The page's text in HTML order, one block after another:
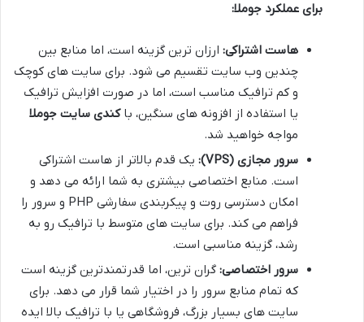
برای عملکرد جوملا:
هاست اشتراکی: ارزان ترین گزینه است، اما منابع بین
چندین وب سایت تقسیم می شود. برای سایت های کوچک
و کم ترافیک مناسب است، اما در صورت افزایش ترافیک
یا استفاده از افزونه های سنگین، باکندی سایت جوملا
مواجه خواهید شد.
سرور مجازی (VPS):
یک قدم بالاتر از هاست اشتراکی
است. منابع اختصاصی بیشتری به شما ارائه می دهد و
امکان دسترسی روت و پیکربندی سفارشی PHP و سرور را
فراهم می کند. برای سایت های متوسط با ترافیک رو به
رشد، گزینه مناسبی است.
سرور اختصاصی: گران ترین، اما قدرتمندترین گزینه است
که تمام منابع سرور را در اختیار شما قرار می دهد. برای
سایت های بسیار بزرگ، فروشگاهی یا با ترافیک بالا ایده